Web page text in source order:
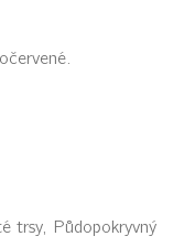
trsy, Půdopokryvný